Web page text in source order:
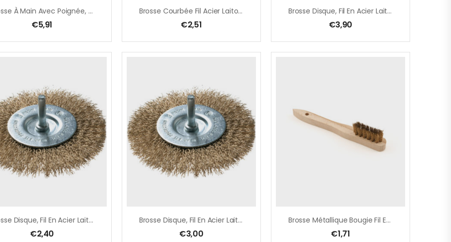
Brosse À Main Avec Poignée, Fil En Acier Droit 5 Rangées
€5,91
Brosse Courbée Fil Acier Laitonné Ondulé Manche En PVC
€2,51
Brosse Disque, Fil En Acier Laitonné Ondulé – Ø 100 Mm – TYPE BE
€3,90
Brosse Disque, Fil En Acier Laitonné Ondulé – Ø 50 Mm – TYPE BE
€2,40
Brosse Disque, Fil En Acier Laitonné Ondulé – Ø 75 Mm – TYPE BE
€3,00
Brosse Métallique Bougie Fil En Acier Laitonné Ondulé 3 Rangées
€1,71